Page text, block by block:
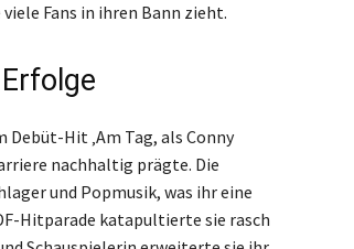
Fans in ihren Bann zieht.
Hit ‚Am Tag, als Conny
nachhaltig prägte. Die
und Popmusik, was ihr eine
Hitparade katapultierte sie rasch